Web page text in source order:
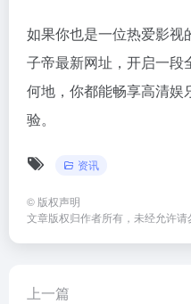
如果你也是一位热爱影视
子帝最新网址，开启一段
何地，你都能畅享高清娱
验。
资讯
© 版权声明
文章版权归作者所有，未经允许请
上一篇